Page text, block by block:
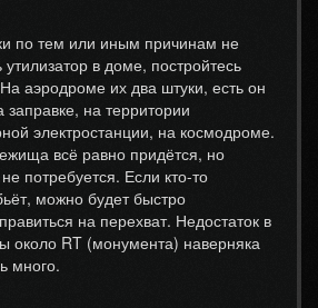
по тем или иным причинам не
в доме, постройтесь
аэродроме их два штуки, есть он
заправке, на территории
электростанции, на космодроме.
всё равно придётся, но
потребуется. Если кто-то
можно будет быстро
на перехват. Недостаток в
около RT (монумента) наверняка
много.